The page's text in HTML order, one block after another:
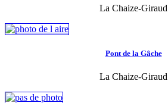
La Chaize-Giraud
Pont de la Gâche
La Chaize-Giraud